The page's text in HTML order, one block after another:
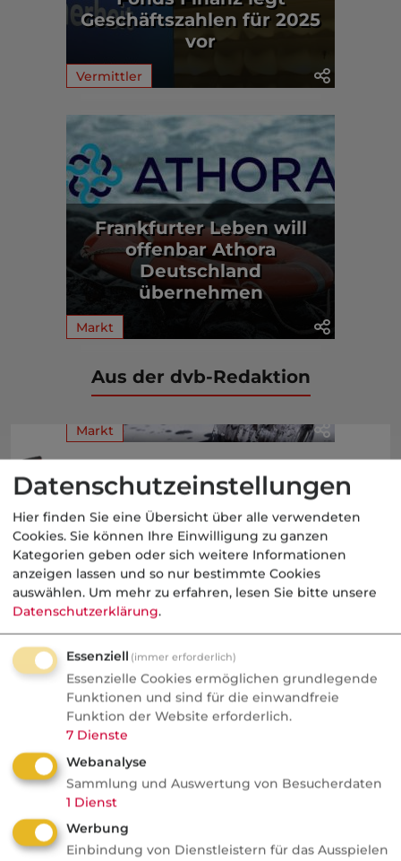
Geschäftszahlen für 2025
vor
Vermittler
Frankfurter Leben will
offenbar Athora
Deutschland
übernehmen
Markt
Aus der dvb-Redaktion
Markt
Wefox Gründer packt aus:
"Der größte Fehler, den ich
gemacht habe"
Wefox wurde zum Vorzeige-Startup und
geriet später ins Wanken. Der Gründer
nennt milliardenschwere
Fehlentscheidungen und kritisiert
gängige Investorenlogiken.
Tiere
Verbraucher empfehlen am
Datenschutzeinstellungen
Hier finden Sie eine Übersicht über alle verwendeten
Cookies. Sie können Ihre Einwilligung zu ganzen
Kategorien geben oder sich weitere Informationen
anzeigen lassen und so nur bestimmte Cookies
auswählen. Um mehr zu erfahren, lesen Sie bitte unsere
Datenschutzerklärung.
Essenziell (immer erforderlich)
Essenzielle Cookies ermöglichen grundlegende
Funktionen und sind für die einwandfreie
Funktion der Website erforderlich.
7 Dienste
Webanalyse
Sammlung und Auswertung von Besucherdaten
1 Dienst
Werbung
Einbindung von Dienstleistern für das Ausspielen